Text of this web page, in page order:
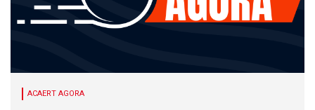
ACAERT AGORA